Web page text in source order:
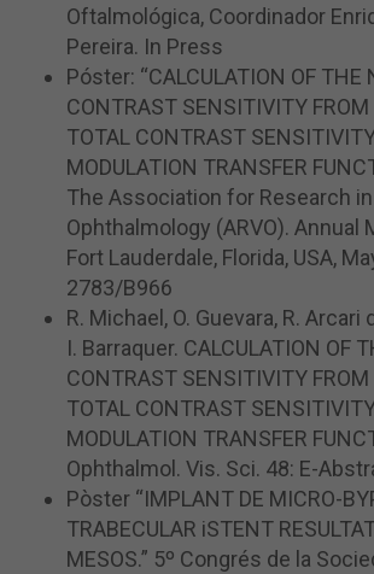
Oftalmológica, Coordinador
Pereira. In Press
Póster: “CALCULATION OF THE
CONTRAST SENSITIVITY FROM
TOTAL CONTRAST
MODULATION TRANSFER
The Association for Research
Ophthalmology (ARVO). Annual
Fort Lauderdale, Florida, USA,
2783/B966
R. Michael, O. Guevara, R. Arcari
I. Barraquer. CALCULATION OF
CONTRAST SENSITIVITY FROM
TOTAL CONTRAST
MODULATION TRANSFER
Ophthalmol. Vis. Sci. 48: E-
Pòster “IMPLANT DE MICRO-
TRABECULAR iSTENT
MESOS.” 5º Congrés de la